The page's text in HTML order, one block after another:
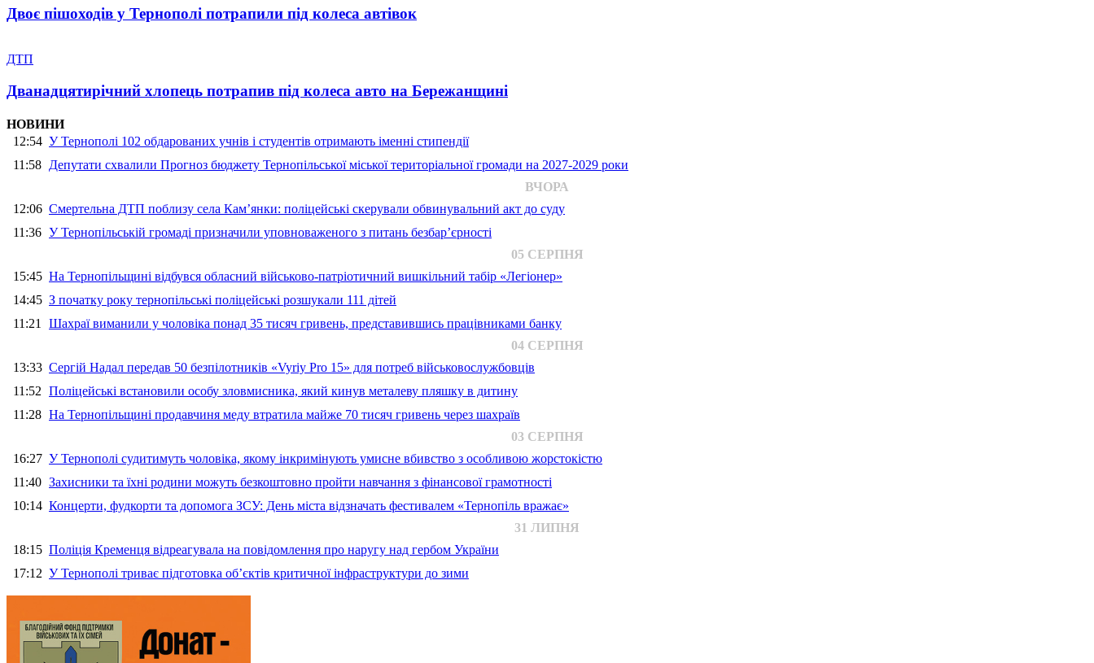
Двоє пішоходів у Тернополі потрапили під колеса автівок
ДТП
Дванадцятирічний хлопець потрапив під колеса авто на Бережанщині
НОВИНИ
12:54 У Тернополі 102 обдарованих учнів і студентів отримають іменні стипендії
11:58 Депутати схвалили Прогноз бюджету Тернопільської міської територіальної громади на 2027-2029 роки
ВЧОРА
12:06 Смертельна ДТП поблизу села Кам’янки: поліцейські скерували обвинувальний акт до суду
11:36 У Тернопільській громаді призначили уповноваженого з питань безбар’єрності
05 СЕРПНЯ
15:45 На Тернопільщині відбувся обласний військово-патріотичний вишкільний табір «Легіонер»
14:45 З початку року тернопільські поліцейські розшукали 111 дітей
11:21 Шахраї виманили у чоловіка понад 35 тисяч гривень, представившись працівниками банку
04 СЕРПНЯ
13:33 Сергій Надал передав 50 безпілотників «Vyriy Pro 15» для потреб військовослужбовців
11:52 Поліцейські встановили особу зловмисника, який кинув металеву пляшку в дитину
11:28 На Тернопільщині продавчиня меду втратила майже 70 тисяч гривень через шахраїв
03 СЕРПНЯ
16:27 У Тернополі судитимуть чоловіка, якому інкримінують умисне вбивство з особливою жорстокістю
11:40 Захисники та їхні родини можуть безкоштовно пройти навчання з фінансової грамотності
10:14 Концерти, фудкорти та допомога ЗСУ: День міста відзначать фестивалем «Тернопіль вражає»
31 ЛИПНЯ
18:15 Поліція Кременця відреагувала на повідомлення про наругу над гербом України
17:12 У Тернополі триває підготовка об’єктів критичної інфраструктури до зими